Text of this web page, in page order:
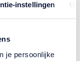
instellingen
je persoonlijke
over een
van zichzelf